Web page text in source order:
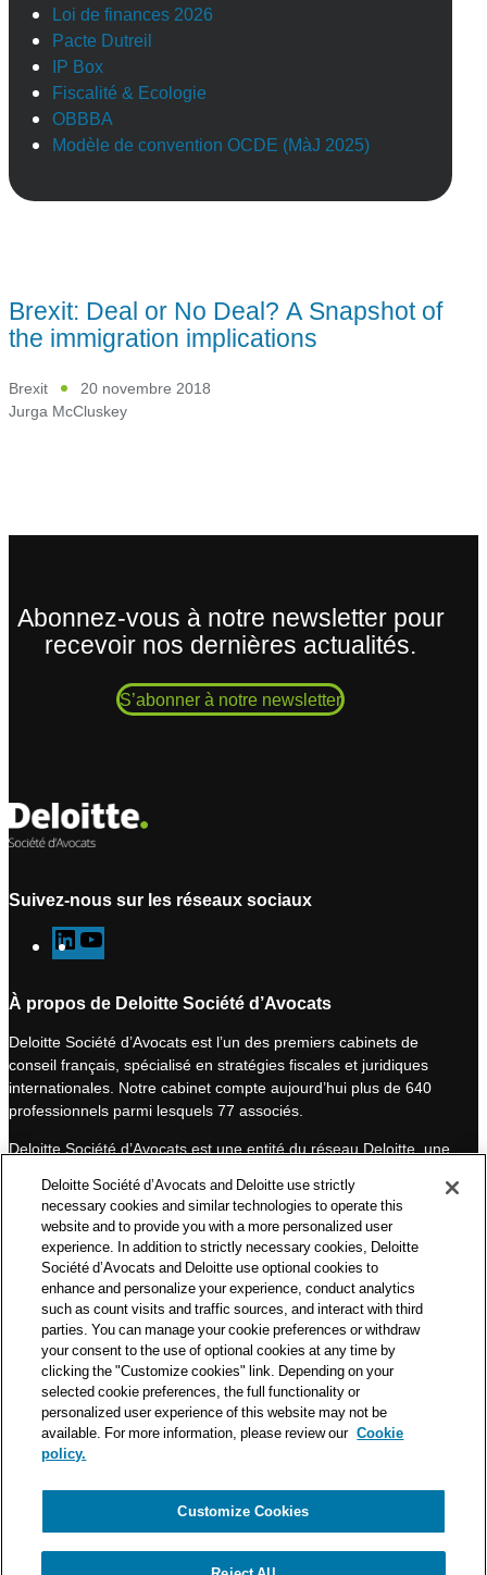
Loi de finances 2026
Pacte Dutreil
IP Box
Fiscalité & Ecologie
OBBBA
Modèle de convention OCDE (MàJ 2025)
Brexit: Deal or No Deal? A Snapshot of
the immigration implications
Brexit
20 novembre 2018
Jurga McCluskey
Abonnez-vous à notre newsletter pour
recevoir nos dernières actualités.
S’abonner à notre newsletter
Suivez-nous sur les réseaux sociaux
L
i
k
e
d
I
n
o
T
u
b
e
À propos de Deloitte Société d’Avocats
Deloitte Société d’Avocats est l’un des premiers cabinets de
conseil français, spécialisé en stratégies fiscales et juridiques
internationales. Notre cabinet compte aujourd’hui plus de 640
professionnels parmi lesquels 77 associés.
Deloitte Société d’Avocats est une entité du réseau Deloitte, une
professionnels et à ce titre, travaille avec les 50 000 fiscalistes
et juristes de Deloitte situés dans 150 pays.
Les informations contenues sur ce blog ont pour objectif
d’informer ses lecteurs de manière générale. Elles ne peuvent
en aucun cas se substituer à un conseil délivré par un
professionnel en fonction d’une situation donnée. Un soin
particulier est apporté à la rédaction de nos articles, néanmoins
Deloitte Société d’Avocats décline toute responsabilité relative
aux éventuelles erreurs et omissions qu’ils pourraient contenir.​
Politique de confidentialité
Mentions légales
Deloitte Société d’Avocats and Deloitte use strictly
necessary cookies and similar technologies to operate this
website and to provide you with a more personalized user
experience. In addition to strictly necessary cookies, Deloitte
Société d’Avocats and Deloitte use optional cookies to
enhance and personalize your experience, conduct analytics
such as count visits and traffic sources, and interact with third
parties. You can manage your cookie preferences or withdraw
your consent to the use of optional cookies at any time by
clicking the "Customize cookies" link. Depending on your
selected cookie preferences, the full functionality or
personalized user experience of this website may not be
available. For more information, please review our Cookie
policy.
Customize Cookies